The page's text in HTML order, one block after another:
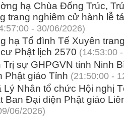
hạ Chùa Đống Trúc,
trang nghiêm cử hành lễ
- 30/06/2026)
hạ Tổ đình Tế Xuyên
Phật lịch 2570 (14:53:00
sự GHPGVN tỉnh Ninh
Phật giáo Tỉnh (21:50:00 -
Lý Nhân tổ chức Hội nghị
Ban Đại diện Phật giáo
06/2026)